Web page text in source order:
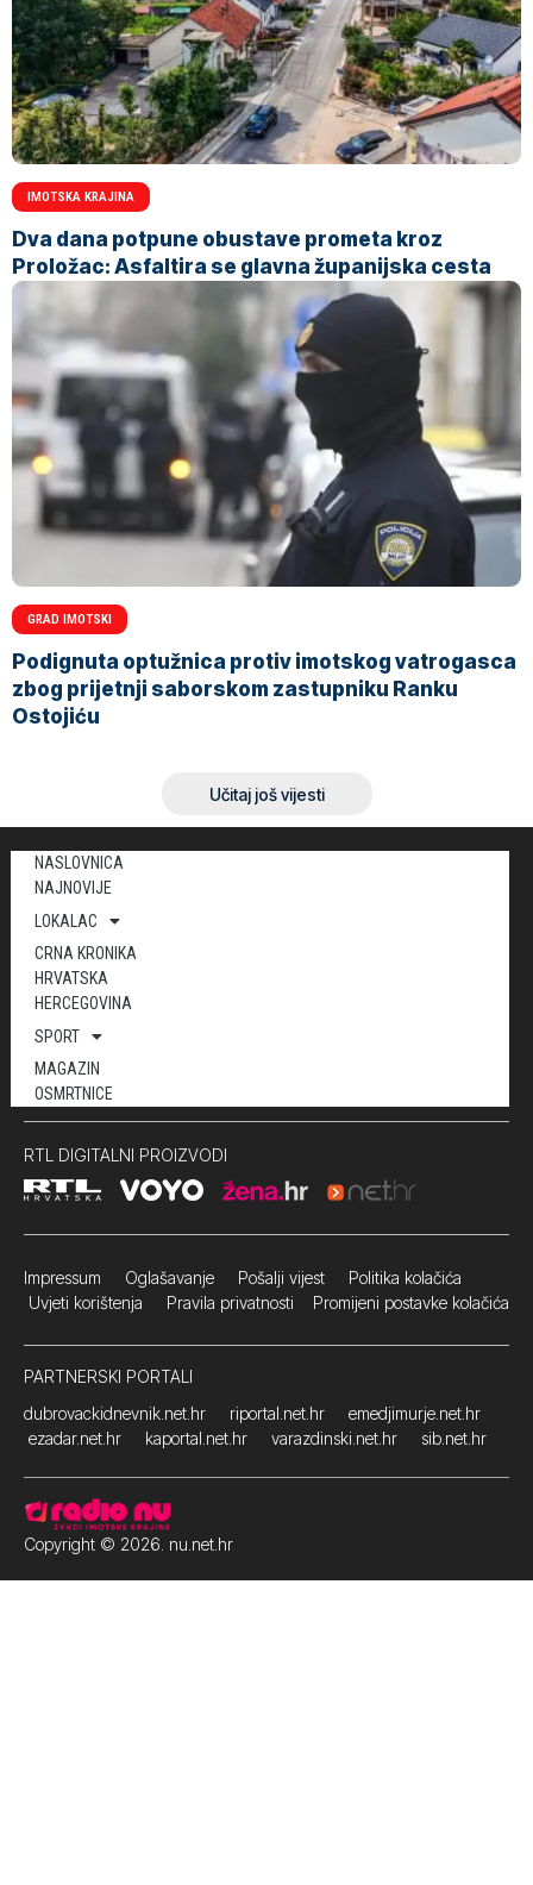
IMOTSKA KRAJINA
Dva dana potpune obustave prometa kroz
Proložac: Asfaltira se glavna županijska cesta
GRAD IMOTSKI
Podignuta optužnica protiv imotskog vatrogasca
zbog prijetnji saborskom zastupniku Ranku
Ostojiću
Učitaj još vijesti
NASLOVNICA
NAJNOVIJE
LOKALAC
CRNA KRONIKA
HRVATSKA
HERCEGOVINA
SPORT
MAGAZIN
OSMRTNICE
RTL DIGITALNI PROIZVODI
Impressum Oglašavanje Pošalji vijest Politika kolačića
Uvjeti korištenja Pravila privatnosti Promijeni postavke kolačića
PARTNERSKI PORTALI
dubrovackidnevnik.net.hr
riportal.net.hr
emedjimurje.net.hr
ezadar.net.hr
kaportal.net.hr varazdinski.net.hr sib.net.hr
Copyright © 2026. nu.net.hr